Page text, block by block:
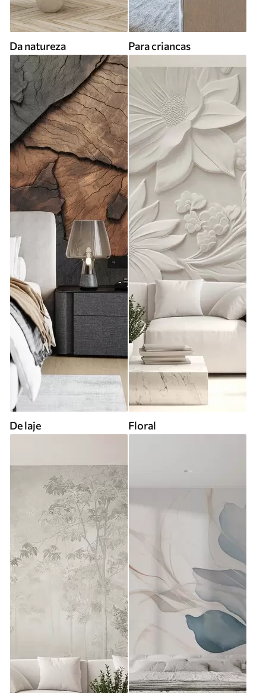
Da natureza Para criancas
De laje Floral